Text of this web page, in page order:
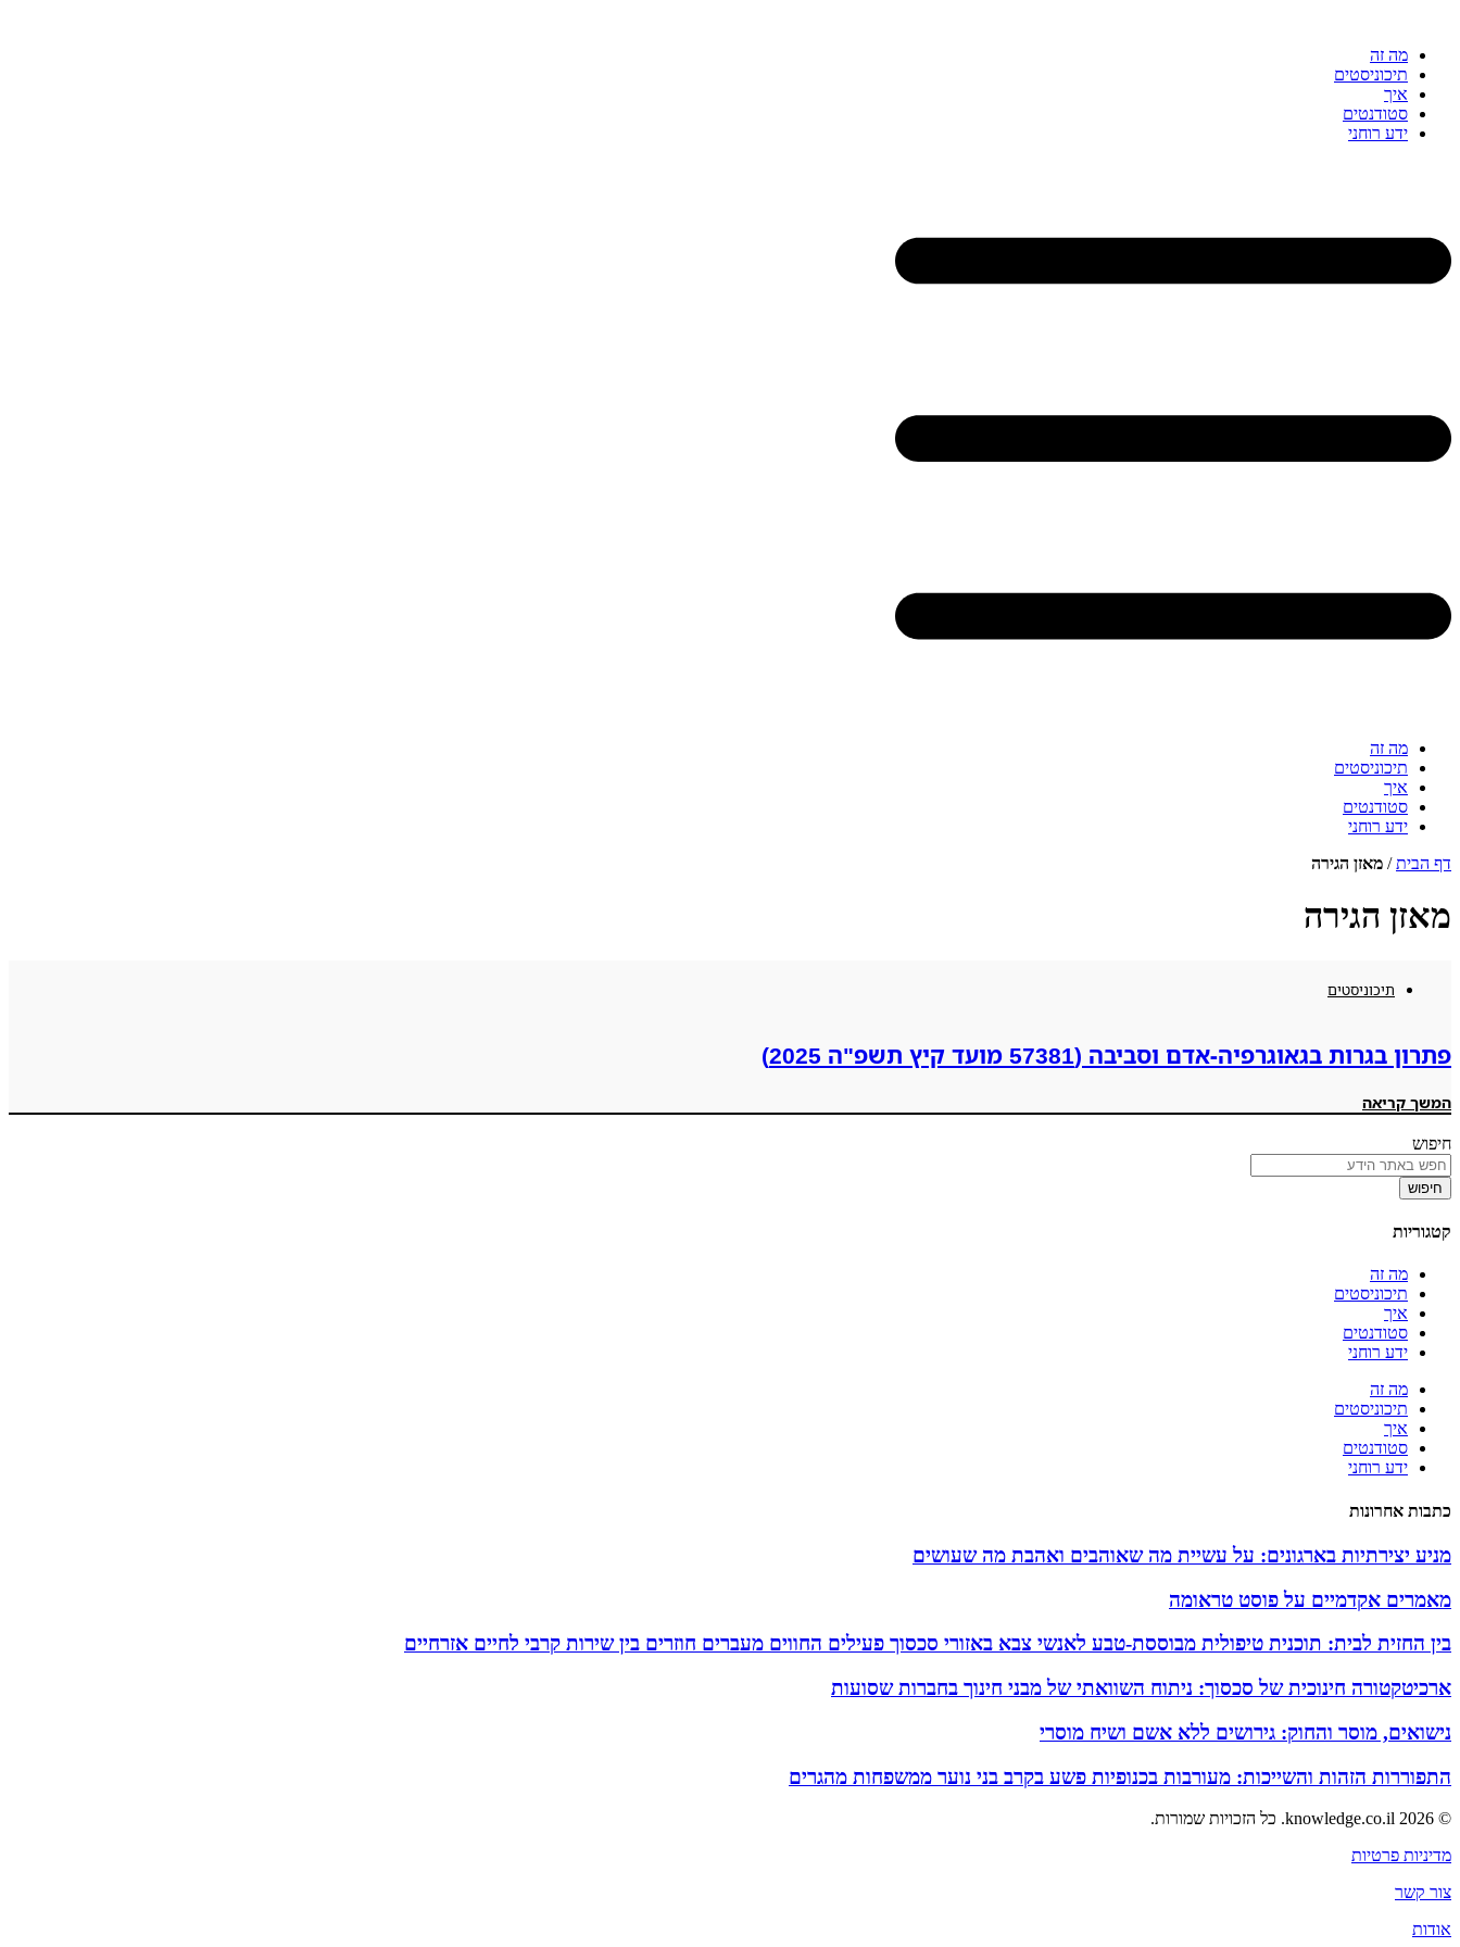
מה זה
תיכוניסטים
איך
סטודנטים
ידע רוחני
מה זה
תיכוניסטים
איך
סטודנטים
ידע רוחני
דף הבית/ מאזן הגירה
מאזן הגירה
תיכוניסטים
פתרון בגרות בגאוגרפיה-אדם וסביבה (57381 מועד קיץ תשפ"ה 2025)
המשך קריאה
חיפוש
חיפוש
קטגוריות
מה זה
תיכוניסטים
איך
סטודנטים
ידע רוחני
מה זה
תיכוניסטים
איך
סטודנטים
ידע רוחני
כתבות אחרונות
מניע יצירתיות בארגונים: על עשיית מה שאוהבים ואהבת מה שעושים
מאמרים אקדמיים על פוסט טראומה
בין החזית לבית: תוכנית טיפולית מבוססת-טבע לאנשי צבא באזורי סכסוך פעילים החווים מעברים חוזרים בין שירות קרבי לחיים אזרחיים
ארכיטקטורה חינוכית של סכסוך: ניתוח השוואתי של מבני חינוך בחברות שסועות
נישואים, מוסר והחוק: גירושים ללא אשם ושיח מוסרי
התפוררות הזהות והשייכות: מעורבות בכנופיות פשע בקרב בני נוער ממשפחות מהגרים
© 2026 knowledge.co.il. כל הזכויות שמורות.
מדיניות פרטיות
צור קשר
אודות